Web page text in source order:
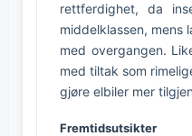
rettferdighet, da
middelklassen, mens
med overgangen.
med tiltak som
gjøre elbiler mer
Fremtidsutsikter